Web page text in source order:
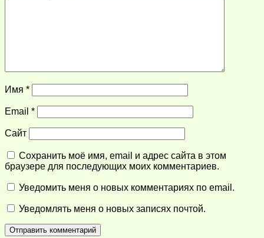
Имя *
Email *
Сайт
Сохранить моё имя, email и адрес сайта в этом
браузере для последующих моих комментариев.
Уведомить меня о новых комментариях по email.
Уведомлять меня о новых записях почтой.